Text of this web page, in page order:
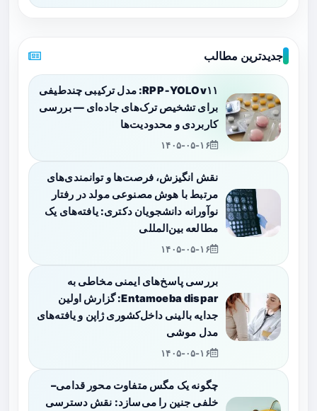
جدیدترین مطالب
RPP‑YOLOv۱۱: مدل ترکیبی چندطیفی
برای تشخیص ترک‌های جاده‌ای — بررسی
کاربردی و محدودیت‌ها
۱۴۰۵-۰۵-۱۶
نقش انگیزش، فرصت‌ها و توانمندی‌های
مرتبط با هوش مصنوعی مولد در رفتار
نوآورانه دانشجویان دکتری: یافته‌های یک
مطالعه بین‌المللی
۱۴۰۵-۰۵-۱۶
بررسی پاسخ‌های ایمنی مخاطی به
Entamoeba dispar: گزارش اولین
جدایه بالینی داخل‌کشوری ژاپن و یافته‌های
مدل موشی
۱۴۰۵-۰۵-۱۶
چگونه یک مگس متفاوت محور قدامی–
خلفی جنین را می‌سازد: نقش دسترسی